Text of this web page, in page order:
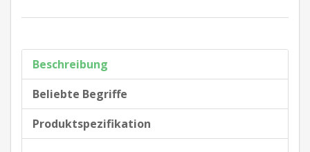
Beschreibung
Beliebte Begriffe
Produktspezifikation